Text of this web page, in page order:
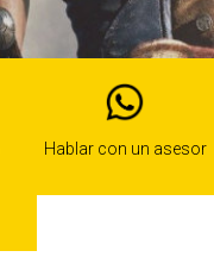
Hablar con un asesor